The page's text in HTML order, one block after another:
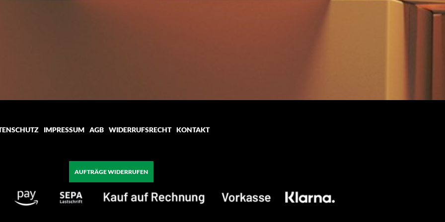
IMPRESSUM AGB WIDERRUFSRECHT KONTAKT
AUFTRÄGE WIDERRUFEN